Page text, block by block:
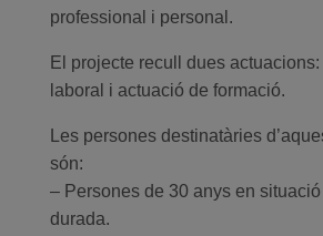
professional i personal.
El projecte recull dues
laboral i actuació de formació.
Les persones destinatàries
són:
– Persones de 30 anys en situació
durada.